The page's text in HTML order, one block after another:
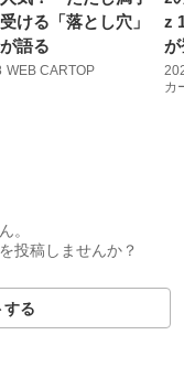
ける「落とし穴」
語る
WEB CARTOP
z
が
カ
。
投稿しませんか？
する